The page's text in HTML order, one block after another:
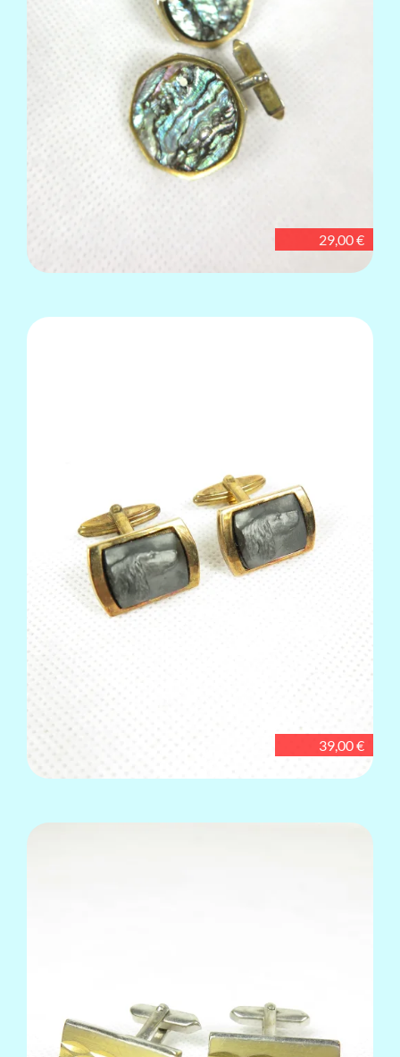
29,00 €
39,00 €